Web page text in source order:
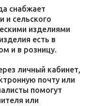
снабжает
и сельского
изделиями
есть в
и в розницу.
личный кабинет,
почту или
помогут
или